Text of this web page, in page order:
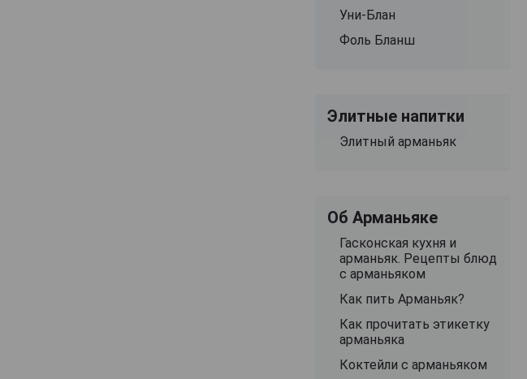
Уни-Блан
Фоль Бланш
Элитные напитки
Элитный арманьяк
Об Арманьяке
Гасконская кухня и
арманьяк. Рецепты блюд
с арманьяком
Как пить Арманьяк?
Как прочитать этикетку
арманьяка
Коктейли с арманьяком